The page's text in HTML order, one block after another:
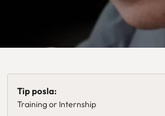
Tip posla:
Training or Internship